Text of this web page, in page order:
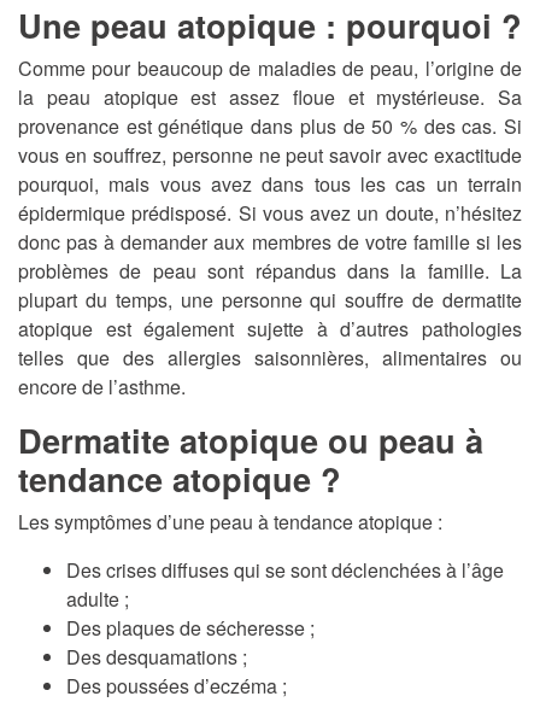
Une peau atopique : pourquoi ?
Comme pour beaucoup de maladies de peau, l’origine de
la peau atopique est assez floue et mystérieuse. Sa
provenance est génétique dans plus de 50 % des cas. Si
vous en souffrez, personne ne peut savoir avec exactitude
pourquoi, mais vous avez dans tous les cas un terrain
épidermique prédisposé. Si vous avez un doute, n’hésitez
donc pas à demander aux membres de votre famille si les
problèmes de peau sont répandus dans la famille. La
plupart du temps, une personne qui souffre de dermatite
atopique est également sujette à d’autres pathologies
telles que des allergies saisonnières, alimentaires ou
encore de l’asthme.
Dermatite atopique ou peau à
tendance atopique ?
Les symptômes d’une peau à tendance atopique :
Des crises diffuses qui se sont déclenchées à l’âge
adulte ;
Des plaques de sécheresse ;
Des desquamations ;
Des poussées d’eczéma ;